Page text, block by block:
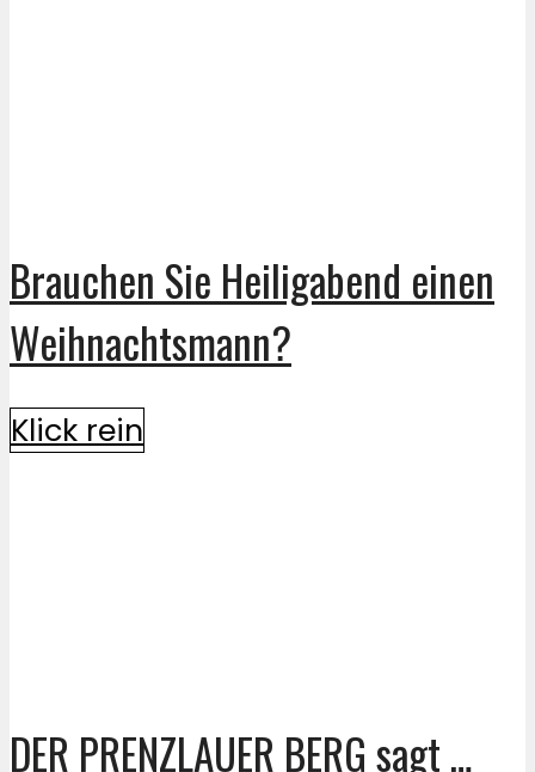
Brauchen Sie Heiligabend einen
Weihnachtsmann?
Klick rein
DER PRENZLAUER BERG sagt …